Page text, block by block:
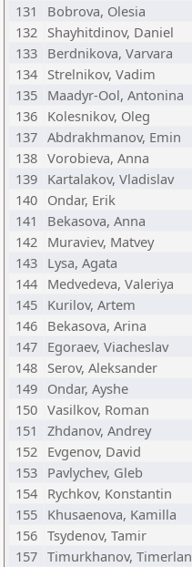
131
Bobrova, Olesia
132 Shayhitdinov, Daniel
133 Berdnikova, Varvara
134 Strelnikov, Vadim
135 Maadyr-Ool, Antonina
136 Kolesnikov, Oleg
137 Abdrakhmanov, Emin
138 Vorobieva, Anna
139 Kartalakov, Vladislav
140 Ondar, Erik
141
Bekasova, Anna
142 Muraviev, Matvey
143 Lysa, Agata
144 Medvedeva, Valeriya
145 Kurilov, Artem
146 Bekasova, Arina
147 Egoraev, Viacheslav
148 Serov, Aleksander
149 Ondar, Ayshe
150 Vasilkov, Roman
151
Zhdanov, Andrey
152 Evgenov, David
153 Pavlychev, Gleb
154 Rychkov, Konstantin
155 Khusaenova, Kamilla
156 Tsydenov, Tamir
157 Timurkhanov, Timerlan